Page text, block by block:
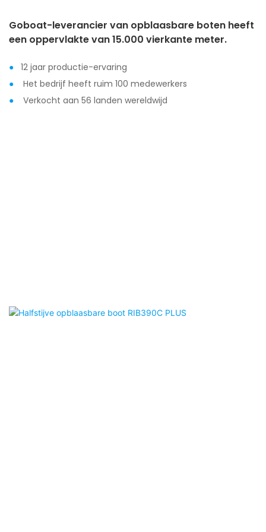
Goboat-leverancier van opblaasbare boten heeft
een oppervlakte van 15.000 vierkante meter.
● 12 jaar productie-ervaring
●
Het bedrijf heeft ruim 100 medewerkers
●
Verkocht aan 56 landen wereldwijd